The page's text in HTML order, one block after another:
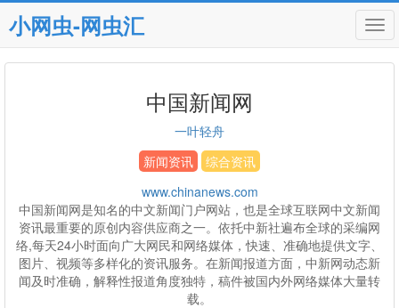
小网虫-网虫汇
中国新闻网
一叶轻舟
新闻资讯
综合资讯
www.chinanews.com
中国新闻网是知名的中文新闻门户网站，也是全球互联网中文新闻
资讯最重要的原创内容供应商之一。依托中新社遍布全球的采编网
络,每天24小时面向广大网民和网络媒体，快速、准确地提供文字、
图片、视频等多样化的资讯服务。在新闻报道方面，中新网动态新
闻及时准确，解释性报道角度独特，稿件被国内外网络媒体大量转
载。